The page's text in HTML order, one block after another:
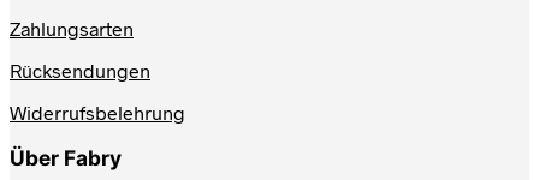
Zahlungsarten
Rücksendungen
Widerrufsbelehrung
Über Fabry